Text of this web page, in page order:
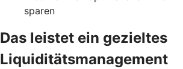
sparen
Das leistet ein gezieltes
Liquiditätsmanagement